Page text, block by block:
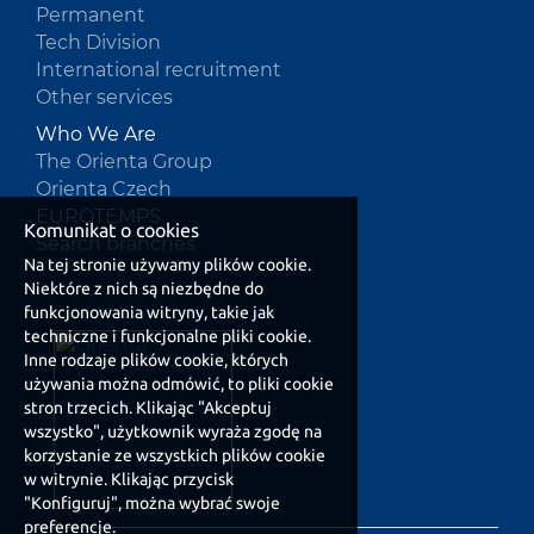
Permanent
Tech Division
International recruitment
Other services
Who We Are
The Orienta Group
Orienta Czech
EUROTEMPS
Search branches
Komunikat o cookies
Na tej stronie używamy plików cookie.
Niektóre z nich są niezbędne do
funkcjonowania witryny, takie jak
techniczne i funkcjonalne pliki cookie.
Inne rodzaje plików cookie, których
używania można odmówić, to pliki cookie
stron trzecich. Klikając "Akceptuj
wszystko", użytkownik wyraża zgodę na
korzystanie ze wszystkich plików cookie
w witrynie. Klikając przycisk
"Konfiguruj", można wybrać swoje
preferencje.